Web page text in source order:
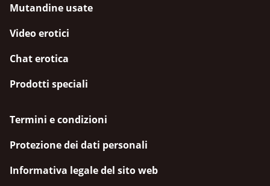
Mutandine usate
Video erotici
Chat erotica
Prodotti speciali
Termini e condizioni
Protezione dei dati personali
Informativa legale del sito web